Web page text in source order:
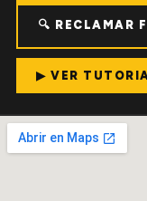
🔍 RECLAMAR
▶ VER